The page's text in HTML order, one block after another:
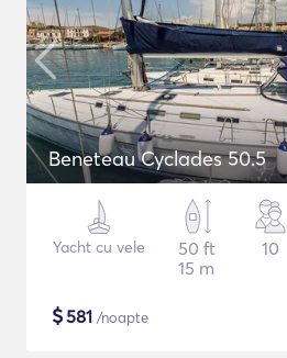
Beneteau Cyclades 50.5
Yacht cu vele
50 ft
15 m
10
$581 /noapte